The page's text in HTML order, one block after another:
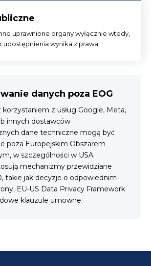
uprawnione organy wyłącznie wtedy,
wynika z prawa.
danych poza EOG
korzystaniem z usług Google, Meta,
innych dostawców
dane techniczne mogą być
poza Europejskim Obszarem
w szczególności w USA.
mechanizmy przewidziane
takie jak decyzje o odpowiednim
EU-US Data Privacy Framework
klauzule umowne.